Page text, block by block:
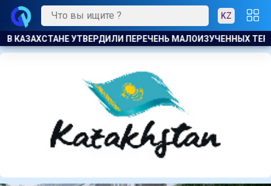
KZ
ТЕРРИТОРИЙ ДЛЯ РАЗВЕДКИ И ДОБЫЧИ